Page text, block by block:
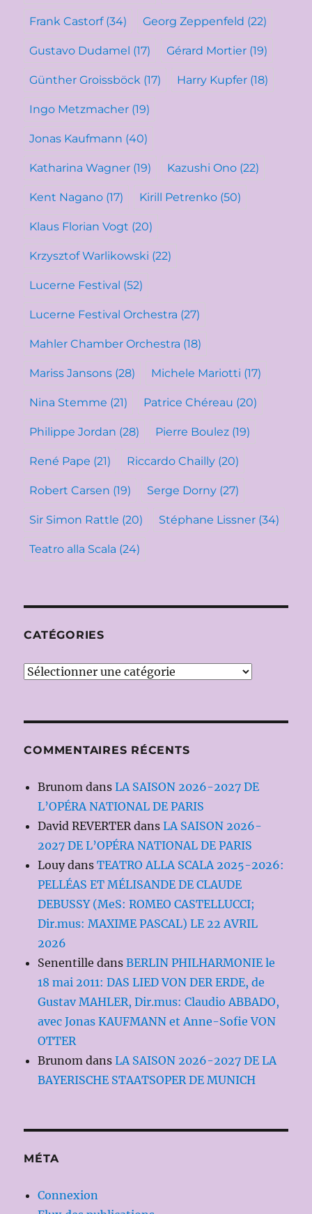
Frank Castorf(34) Georg Zeppenfeld (22)
Gustavo Dudamel (17) Gérard Mortier (19)
Günther Groissböck (17) Harry Kupfer (18)
Ingo Metzmacher (19)
Jonas Kaufmann (40)
Katharina Wagner (19) Kazushi Ono (22)
Kent Nagano (17) Kirill Petrenko (50)
Klaus Florian Vogt (20)
Krzysztof Warlikowski (22)
Lucerne Festival (52)
Lucerne Festival Orchestra (27)
Mahler Chamber Orchestra (18)
Mariss Jansons (28) Michele Mariotti (17)
Nina Stemme (21) Patrice Chéreau (20)
Philippe Jordan (28) Pierre Boulez (19)
René Pape (21) Riccardo Chailly (20)
Robert Carsen (19) Serge Dorny (27)
Sir Simon Rattle (20) Stéphane Lissner (34)
Teatro alla Scala (24)
CATÉGORIES
Catégories
COMMENTAIRES RÉCENTS
Brunom dansLA SAISON 2026-2027 DE
L’OPÉRA NATIONAL DE PARIS
David REVERTERdansLA SAISON 2026-
2027 DE L’OPÉRA NATIONAL DE PARIS
LouydansTEATRO ALLA SCALA 2025-2026:
PELLÉAS ET MÉLISANDE DE CLAUDE
DEBUSSY (MeS: ROMEO CASTELLUCCI;
Dir.mus: MAXIME PASCAL) LE 22 AVRIL
2026
Senentille dansBERLIN PHILHARMONIE le
18 mai 2011: DAS LIED VON DER ERDE, de
Gustav MAHLER, Dir.mus: Claudio ABBADO,
avec Jonas KAUFMANN et Anne-Sofie VON
OTTER
Brunom dansLA SAISON 2026-2027 DE LA
BAYERISCHE STAATSOPER DE MUNICH
MÉTA
Connexion